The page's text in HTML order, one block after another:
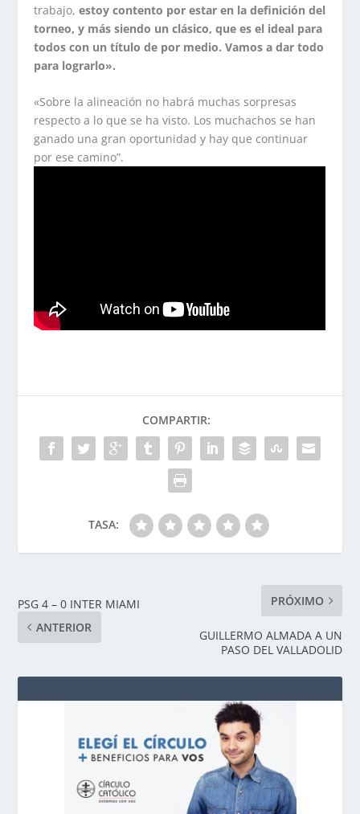
trabajo,estoy contento por estar en la definición del
torneo, y más siendo un clásico, que es el ideal para
todos con un título de por medio. Vamos a dar todo
para lograrlo».
«Sobre la alineación no habrá muchas sorpresas
respecto a lo que se ha visto. Los muchachos se han
ganado una gran oportunidad y hay que continuar
por ese camino”.
COMPARTIR:
TASA:
PSG 4 – 0 INTER MIAMI
ANTERIOR
PRÓXIMO
GUILLERMO ALMADA A UN
PASO DEL VALLADOLID